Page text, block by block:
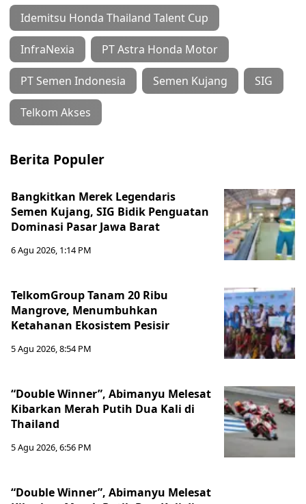
Idemitsu Honda Thailand Talent Cup
InfraNexia PT Astra Honda Motor
PT Semen Indonesia Semen Kujang SIG
Telkom Akses
Berita Populer
Bangkitkan Merek Legendaris
Semen Kujang, SIG Bidik Penguatan
Dominasi Pasar Jawa Barat
6 Agu 2026, 1:14 PM
TelkomGroup Tanam 20 Ribu
Mangrove, Menumbuhkan
Ketahanan Ekosistem Pesisir
5 Agu 2026, 8:54 PM
“Double Winner”, Abimanyu Melesat
Kibarkan Merah Putih Dua Kali di
Thailand
5 Agu 2026, 6:56 PM
“Double Winner”, Abimanyu Melesat